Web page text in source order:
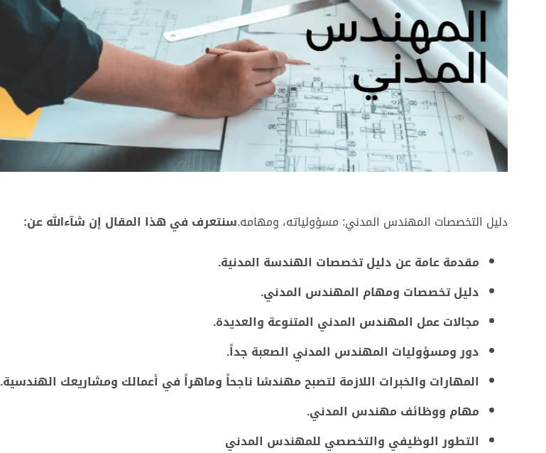
دليل التخصصات المهندس المدني: مسؤولياته، ومهامه.سنتعرف في هذا المقال إن شآءالله عن:
مقدمة عامة عن دليل تخصصات الهندسة المدنية.
دليل تخصصات ومهام المهندس المدني.
مجالات عمل المهندس المدني المتنوعة والعديدة.
دور ومسؤوليات المهندس المدني الصعبة جداً.
المهارات والخبرات اللازمة لتصبح مهندسًا ناجحاً وماهراً في أعمالك ومشاريعك الهندسية.
مهام ووظائف مهندس المدني.
التطور الوظيفي والتخصصي للمهندس المدني